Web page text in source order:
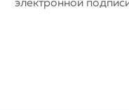
электронной